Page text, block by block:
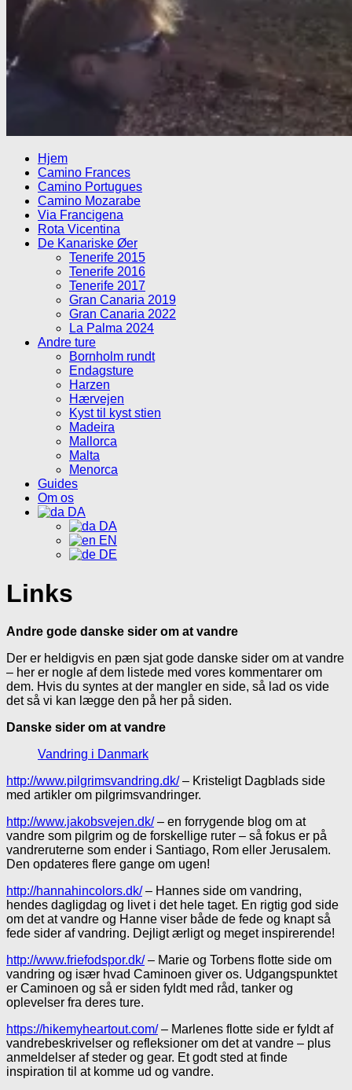
Hjem
Camino Frances
Camino Portugues
Camino Mozarabe
Via Francigena
Rota Vicentina
De Kanariske Øer
Tenerife 2015
Tenerife 2016
Tenerife 2017
Gran Canaria 2019
Gran Canaria 2022
La Palma 2024
Andre ture
Bornholm rundt
Endagsture
Harzen
Hærvejen
Kyst til kyst stien
Madeira
Mallorca
Malta
Menorca
Guides
Om os
DA
DA
EN
DE
Links
Andre gode danske sider om at vandre
Der er heldigvis en pæn sjat gode danske sider om at vandre
– her er nogle af dem listede med vores kommentarer om
dem. Hvis du syntes at der mangler en side, så lad os vide
det så vi kan lægge den på her på siden.
Danske sider om at vandre
Vandring i Danmark
http://www.pilgrimsvandring.dk/– Kristeligt Dagblads side
med artikler om pilgrimsvandringer.
http://www.jakobsvejen.dk/– en forrygende blog om at
vandre som pilgrim og de forskellige ruter – så fokus er på
vandreruterne som ender i Santiago, Rom eller Jerusalem.
Den opdateres flere gange om ugen!
http://hannahincolors.dk/– Hannes side om vandring,
hendes dagligdag og livet i det hele taget. En rigtig god side
om det at vandre og Hanne viser både de fede og knapt så
fede sider af vandring. Dejligt ærligt og meget inspirerende!
http://www.friefodspor.dk/– Marie og Torbens flotte side om
vandring og især hvad Caminoen giver os. Udgangspunktet
er Caminoen og så er siden fyldt med råd, tanker og
oplevelser fra deres ture.
https://hikemyheartout.com/– Marlenes flotte side er fyldt af
vandrebeskrivelser og refleksioner om det at vandre – plus
anmeldelser af steder og gear. Et godt sted at finde
inspiration til at komme ud og vandre.